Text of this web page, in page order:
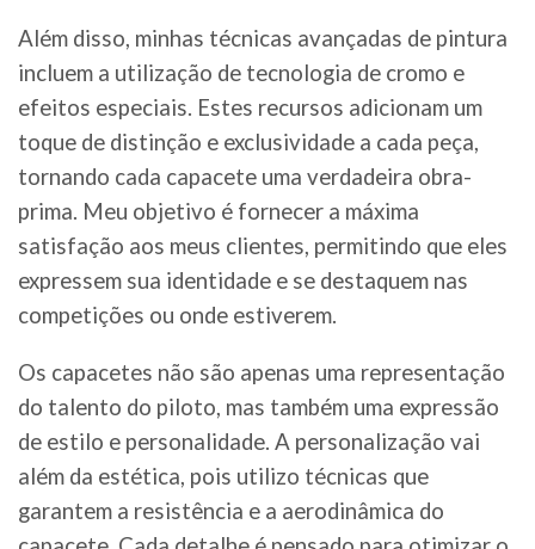
Além disso, minhas técnicas avançadas de pintura
incluem a utilização de tecnologia de cromo e
efeitos especiais. Estes recursos adicionam um
toque de distinção e exclusividade a cada peça,
tornando cada capacete uma verdadeira obra-
prima. Meu objetivo é fornecer a máxima
satisfação aos meus clientes, permitindo que eles
expressem sua identidade e se destaquem nas
competições ou onde estiverem.
Os capacetes não são apenas uma representação
do talento do piloto, mas também uma expressão
de estilo e personalidade. A personalização vai
além da estética, pois utilizo técnicas que
garantem a resistência e a aerodinâmica do